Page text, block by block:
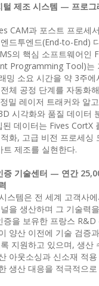
털 제조 시스템 — 프로그
CAM과 포스트 프로세
드투엔드(End-to-End)
의 핵심 소프트웨어인
Programming Tool)는
밍 소요 시간을 약 3주에
체 공정 단계를 자동화
밀 레이저 트래커와 알
시각화와 품질 데이터
데이터는 Fives CortX
화, 고급 비전 프로세싱
트 제조를 실현한다.
증 기술센터 — 연간
스템은 전 세계 고객사
을 생산하며 그 기술력
증을 보유한 프랑스 R&D
양산 이전에 기술 검증
지원하고 있으며, 생산
아웃소싱과 신소재 적
생산 대응을 적극적으